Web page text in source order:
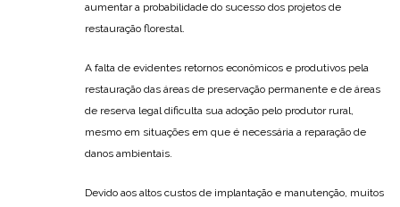
aumentar a probabilidade do sucesso dos projetos de
restauração florestal.
A falta de evidentes retornos econômicos e produtivos pela
restauração das áreas de preservação permanente e de áreas
de reserva legal dificulta sua adoção pelo produtor rural,
mesmo em situações em que é necessária a reparação de
danos ambientais.
Devido aos altos custos de implantação e manutenção, muitos